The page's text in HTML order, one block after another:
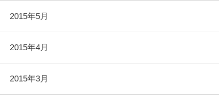
2015年5月
2015年4月
2015年3月